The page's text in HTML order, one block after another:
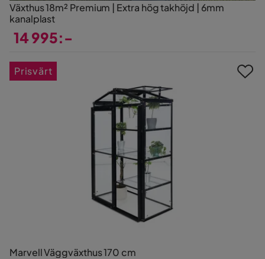
Växthus 18m² Premium | Extra hög takhöjd | 6mm
kanalplast
14 995:-
Marvell Väggväxthus 170 cm
Prisvärt